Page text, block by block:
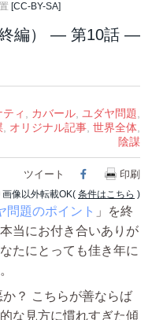
[CC-BY-SA]
終編） ― 第10話 ―
ィ カバール ユダヤ問題
オリジナル記事 世界全体
陰謀
ツイート
Facebook
印刷
画像以外転載OK( 条件はこちら )
問題のポイント 」を終
当にお付き合いありが
たにとっても佳き年に
？ こちらが善ならば
な見方に慣れすぎた傾